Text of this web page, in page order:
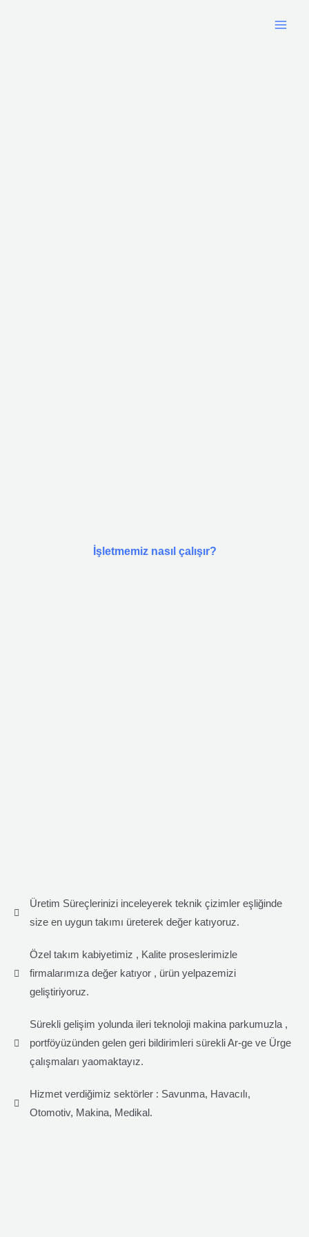
İşletmemiz nasıl çalışır?
Üretim Süreçlerinizi inceleyerek teknik çizimler eşliğinde
size en uygun takımı üreterek değer katıyoruz.
Özel takım kabiyetimiz , Kalite proseslerimizle
firmalarımıza değer katıyor , ürün yelpazemizi
geliştiriyoruz.
Sürekli gelişim yolunda ileri teknoloji makina parkumuzla ,
portföyüzünden gelen geri bildirimleri sürekli Ar-ge ve Ürge
çalışmaları yaomaktayız.
Hizmet verdiğimiz sektörler : Savunma, Havacılı,
Otomotiv, Makina, Medikal.